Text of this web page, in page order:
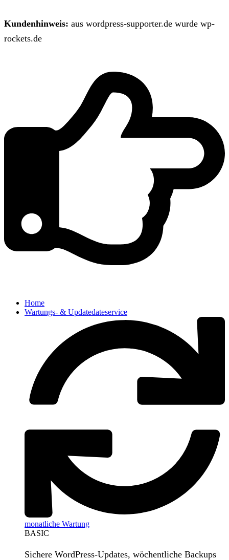
Kundenhinweis: aus wordpress-supporter.de wurde wp-
rockets.de
Home
Wartungs- & Updatedateservice
monatliche Wartung
BASIC
Sichere WordPress‑Updates, wöchentliche Backups